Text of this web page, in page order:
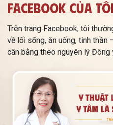
Facebook Của Tôi
Trên trang Facebook, tôi
về lối sống, ăn uống, tinh thần
cân bằng theo nguyên lý Đông